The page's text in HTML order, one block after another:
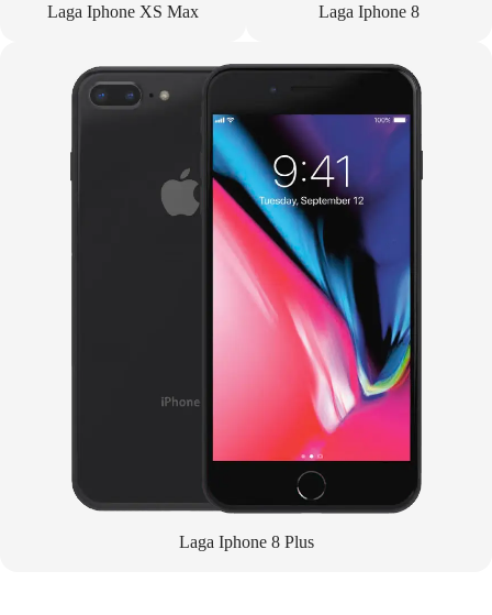
Laga Iphone XS Max Laga Iphone 8
Laga Iphone 8 Plus